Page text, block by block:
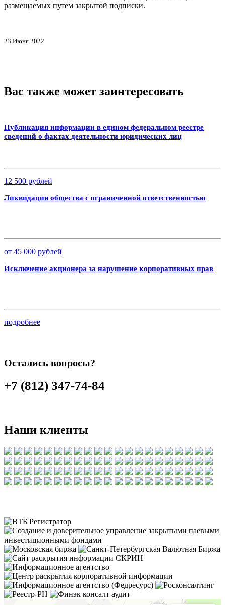
размещаемых путем закрытой подписки.
23 Июня 2022
Вас также может заинтересовать
Публикация информации в едином федеральном реестре
сведений о фактах деятельности юридических лиц
12 500 рублей
Ликвидация общества с ограниченной ответственностью
от 45 000 рублей
Исключение акционера за нарушение корпоративных прав
подробнее
Остались вопросы?
+7 (812) 347-74-84
Наши клиенты